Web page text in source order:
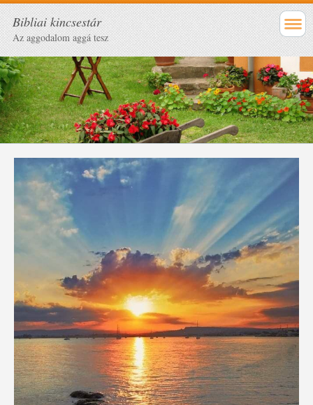
Bibliai kincsestár
Az aggodalom aggá tesz